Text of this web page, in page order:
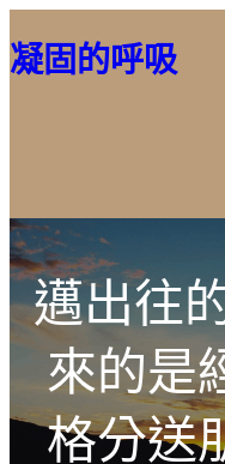
至
容
凝固的呼吸
邁出往
來的是
格分送